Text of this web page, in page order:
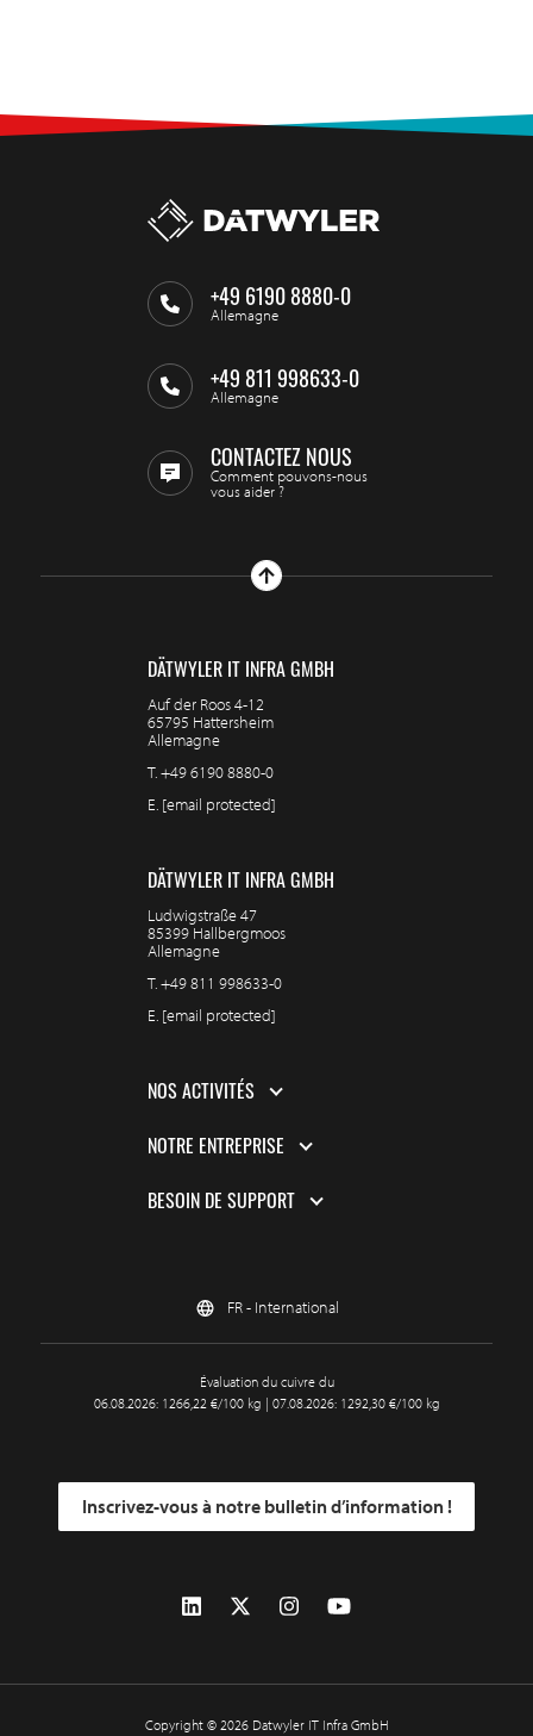
+49 6190 8880-0
Allemagne
+49 811 998633-0
Allemagne
CONTACTEZ NOUS
Comment pouvons-nous
vous aider ?
DÄTWYLER IT INFRA GMBH
Auf der Roos 4-12
65795 Hattersheim
Allemagne
T.+49 6190 8880-0
E. [email protected]
DÄTWYLER IT INFRA GMBH
Ludwigstraße 47
85399 Hallbergmoos
Allemagne
T.+49 811 998633-0
E. [email protected]
NOS ACTIVITÉS
NOTRE ENTREPRISE
BESOIN DE SUPPORT
FR - International
Évaluation du cuivre du
06.08.2026: 1266,22 €/100 kg | 07.08.2026: 1292,30 €/100 kg
Inscrivez-vous à notre bulletin d’information !
Copyright © 2026 Datwyler IT Infra GmbH